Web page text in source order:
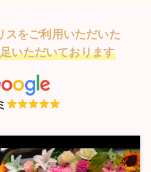
スをご利用いただいた
いただいております